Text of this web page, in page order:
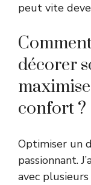
peut vite
décorer
confort ?
Optimiser un
passionnant.
avec